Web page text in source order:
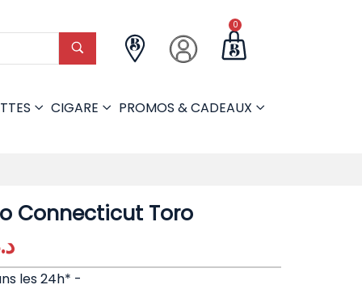
0
CIGARE PROMOS & CADEAUX
Connecticut Toro
les 24h* -